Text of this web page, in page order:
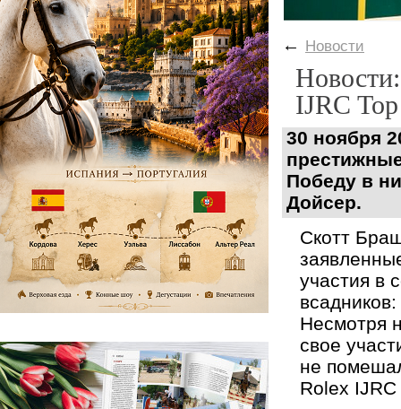
← Новости
IJRC
30 ноября
Победу в
Дойсер.
Скотт
участия в
Несмотря
свое
не
Rolex